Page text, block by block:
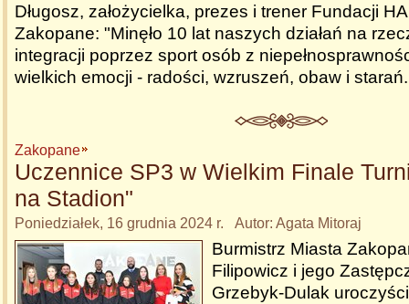
Długosz, założycielka, prezes i trener Fundacji
Zakopane: "Minęło 10 lat naszych działań na
integracji poprzez sport osób z
wielkich emocji - radości, wzruszeń, obaw i
Zakopane
Uczennice SP3 w Wielkim Finale
na Stadion"
Poniedziałek, 16 grudnia 2024 r. Autor: Agata Mitoraj
Burmistrz Miasta
Filipowicz i jego
Grzebyk-Dulak